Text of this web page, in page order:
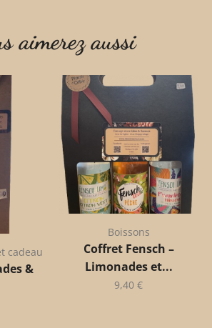
aimerez aussi
cadeau
&
Boissons
Coffret Fensch –
Limonades et...
9,40 €